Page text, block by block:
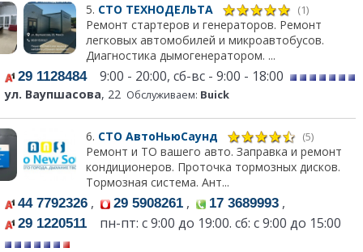
5. СТО ТЕХНОДЕЛЬТА (1)
Ремонт стартеров и генераторов. Ремонт
легковых автомобилей и микроавтобусов.
Диагностика дымогенератором. ...
29 11284849:00 - 20:00, сб-вс - 9:00 - 18:00
ул. Ваупшасова, 22 Обслуживаем: Buick
6. СТО АвтоНьюСаунд (5)
Ремонт и ТО вашего авто. Заправка и ремонт
кондиционеров. Проточка тормозных дисков.
Тормозная система. Ант...
44 7792326 , 29 5908261 , 17 3689993 ,
29 1220511 пн-пт: с 9:00 до 19:00. сб: с 9:00 до 15:00